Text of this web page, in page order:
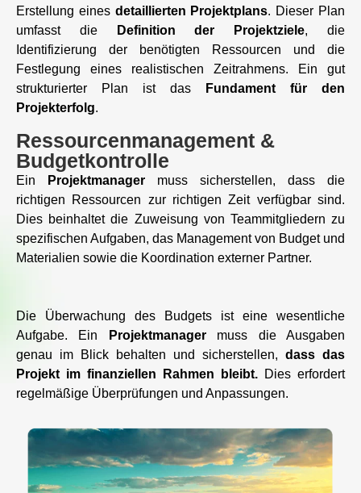
Erstellung eines detaillierten Projektplans. Dieser Plan
umfasst die
Definition der Projektziele, die
Identifizierung der benötigten Ressourcen und die
Festlegung eines realistischen Zeitrahmens. Ein gut
strukturierter Plan ist das
Fundament für den
Projekterfolg.
Ressourcenmanagement &
Budgetkontrolle
Ein Projektmanager muss sicherstellen, dass die
richtigen Ressourcen zur richtigen Zeit verfügbar sind.
Dies beinhaltet die Zuweisung von Teammitgliedern zu
spezifischen Aufgaben, das Management von Budget und
Materialien sowie die Koordination externer Partner.
Die Überwachung des Budgets ist eine wesentliche
Aufgabe. Ein
Projektmanagermuss die Ausgaben
genau im Blick behalten und sicherstellen, dass das
Projekt im finanziellen Rahmen bleibt. Dies erfordert
regelmäßige Überprüfungen und Anpassungen.